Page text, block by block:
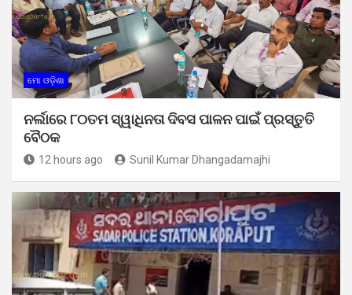
ମୋ ଓଡ଼ିଶା
ନର୍ଲାରେ ୮୦ତମ ସ୍ୱାଧିନତା ଦିବସ ପାଳନ ପାଇଁ ପ୍ରସ୍ତୁତି
ବୈଠକ
12 hours ago Sunil Kumar Dhangadamajhi